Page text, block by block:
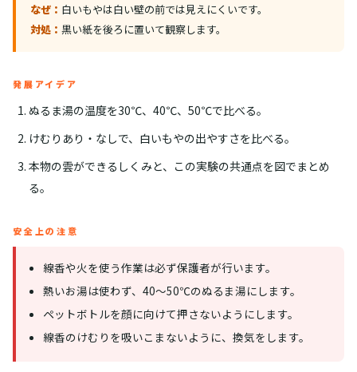
なぜ： 白いもやは白い壁の前では見えにくいです。
対処： 黒い紙を後ろに置いて観察します。
発展アイデア
ぬるま湯の温度を30℃、40℃、50℃で比べる。
けむりあり・なしで、白いもやの出やすさを比べる。
本物の雲ができるしくみと、この実験の共通点を図でまとめ
る。
安全上の注意
線香や火を使う作業は必ず保護者が行います。
熱いお湯は使わず、40〜50℃のぬるま湯にします。
ペットボトルを顔に向けて押さないようにします。
線香のけむりを吸いこまないように、換気をします。